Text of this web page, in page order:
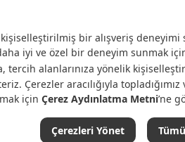
© 2026 Karaca Home